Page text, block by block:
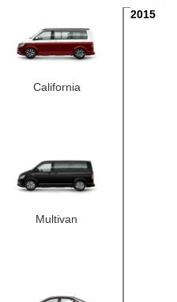
2015
California
Multivan